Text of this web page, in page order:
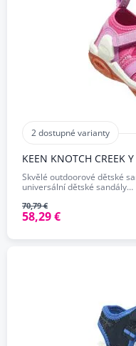
2 dostupné varianty
KEEN KNOTCH CREEK
Skvělé outdoorové dětské
universální dětské sandály…
70,79 €
58,29 €